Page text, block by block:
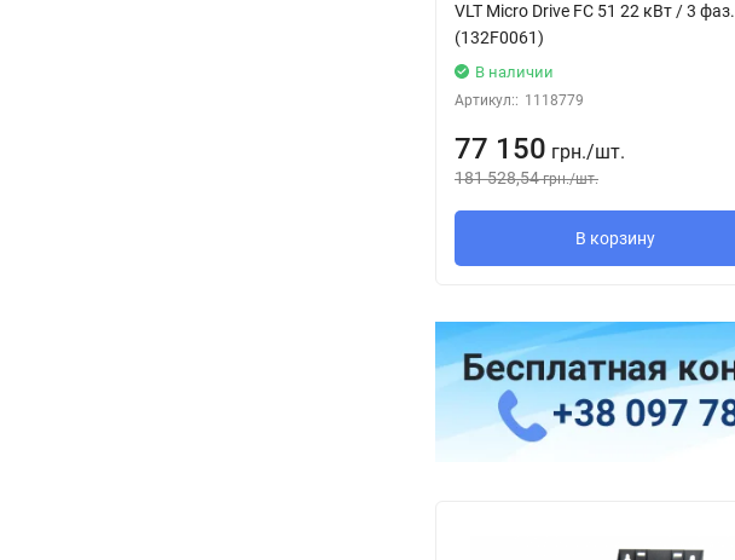
VLT Micro Drive FC 51 22 кВт / 3 фаз.
(132F0061)
В наличии
Артикул:: 1118779
77 150 грн./шт.
181 528,54 грн./шт.
В корзину